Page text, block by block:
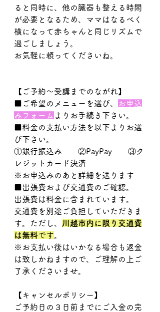
ると同時に、他の臓器も整える時間
が必要となるため、ママはなるべく
横になって赤ちゃんと同じリズムで
過ごしましょう。
お気軽に頼ってくださいね。
【ご予約～受講までのながれ】
■ご希望のメニューを選び、
お申込
みフォーム よりお手続き下さい。
■料金の支払い方法を以下よりお選
び下さい。
①銀行振込み　　②PayPay　　③ク
レジットカード決済
※お申込みのあと詳細を送ります
■出張費および交通費のご確認。
出張費は料金に含まれています。
交通費を別途ご負担していただきま
す。ただし、
川越市内に限り交通費
は無料です
※お支払い後はいかなる場合も返金
は致しかねますので、ご理解の上ご
了承くださいませ。
【キャンセルポリシー】
ご予約日の３日前までにご入金の完